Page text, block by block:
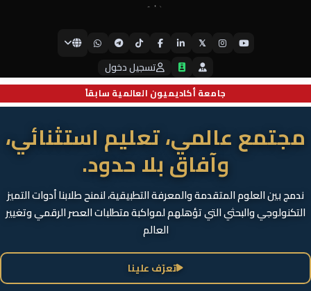
جامعة أكاديميون العالمية سابقاً
𝕏
تسجيل دخول
جامعة أيبكسي العالمية
مجتمع عالمي، تعليم استثنائي،
وآفاق بلا حدود.
ندمج بين العلوم المتقدمة والمعرفة التطبيقية، لنمنح طلابنا أدوات التميز
التكنولوجي والبحثي التي تؤهلهم لمواكبة متطلبات العصر الرقمي وتغيير
العالم
تعرّف علينا